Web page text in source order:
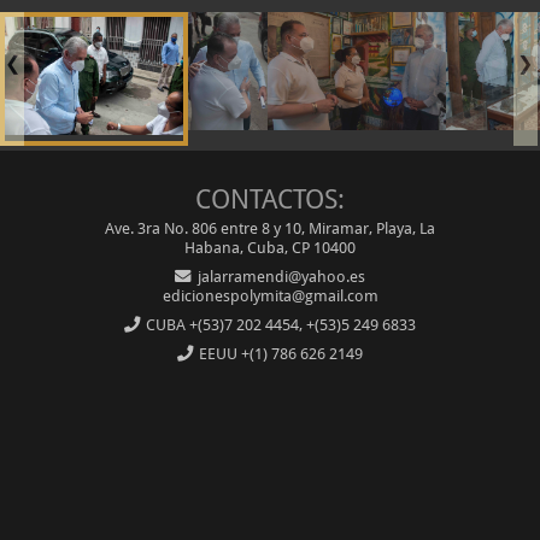
❮ ❯
CONTACTOS:
Ave. 3ra No. 806 entre 8 y 10, Miramar, Playa, La
Habana, Cuba, CP 10400
jalarramendi@yahoo.es
edicionespolymita@gmail.com
CUBA+(53)7 202 4454, +(53)5 249 6833
EEUU+(1) 786 626 2149